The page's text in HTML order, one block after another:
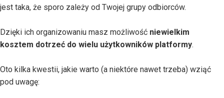
jest taka, że sporo zależy od Twojej grupy odbiorców.
Dzięki ich organizowaniu masz możliwość niewielkim
kosztem dotrzeć do wielu użytkowników platformy.
Oto kilka kwestii, jakie warto (a niektóre nawet trzeba) wziąć
pod uwagę: